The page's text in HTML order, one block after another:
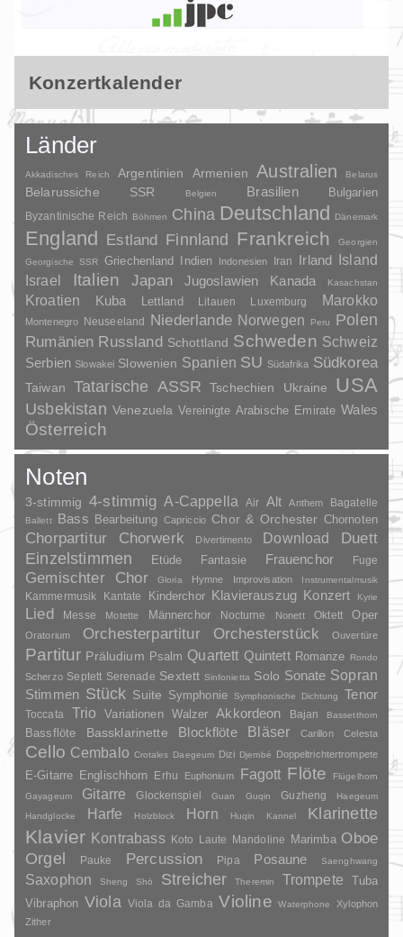
Konzertkalender
Länder
Akkadisches Reich Argentinien Armenien Australien Belarus
Belarussiche SSR Belgien Brasilien Bulgarien
Byzantinische Reich Böhmen China Deutschland Dänemark
England Estland Finnland Frankreich
Georgien
Georgische SSR
Griechenland Indien Indonesien Iran Irland
Island
Israel
Italien Japan Jugoslawien Kanada Kasachstan
Kroatien Kuba Lettland Litauen Luxemburg Marokko
Montenegro Neuseeland Niederlande Norwegen Peru
Polen
Rumänien Russland Schottland Schweden Schweiz
Serbien Slowakei Slowenien Spanien SU Südafrika Südkorea
Taiwan Tatarische ASSR Tschechien Ukraine USA
Usbekistan Venezuela Vereinigte Arabische Emirate Wales
Österreich
Noten
3-stimmig 4-stimmig A-Cappella Air Alt Anthem Bagatelle
Ballett Bass Bearbeitung Capriccio Chor & Orchester Chornoten
Chorpartitur Chorwerk Divertimento Download
Duett
Einzelstimmen
Etüde Fantasie Frauenchor Fuge
Gemischter Chor Gloria Hymne Improvisation Instrumentalmusik
Kammermusik Kantate Kinderchor Klavierauszug Konzert Kyrie
Lied Messe Motette Männerchor Nocturne Nonett Oktett Oper
Oratorium Orchesterpartitur Orchesterstück Ouvertüre
Partitur Präludium Psalm Quartett Quintett Romanze Rondo
Scherzo Septett Serenade Sextett Sinfonietta Solo Sonate Sopran
Stimmen Stück Suite Symphonie Symphonische Dichtung Tenor
Toccata Trio Variationen Walzer Akkordeon Bajan Bassetthorn
Bassflöte Bassklarinette Blockflöte Bläser Carillon Celesta
Cello Cembalo Crotales Daegeum Dizi Djembé Doppeltrichtertrompete
E-Gitarre Englischhorn Erhu Euphonium Fagott Flöte
Flügelhorn
Gayageum
Gitarre Glockenspiel Guan Guqin Guzheng
Haegeum
Handglocke
Harfe Holzblock Horn Huqin Kannel Klarinette
Klavier Kontrabass Koto Laute Mandoline Marimba Oboe
Orgel Pauke Percussion Pipa Posaune Saenghwang
Saxophon Sheng Shō Streicher Theremin Trompete
Tuba
Vibraphon Viola Viola da Gamba Violine Waterphone
Xylophon
Zither